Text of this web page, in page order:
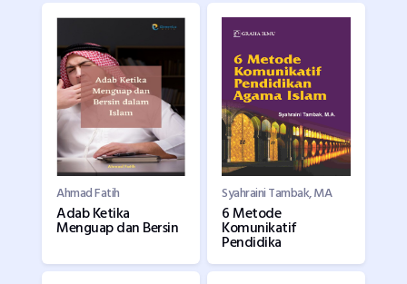
Ahmad Fatih
Adab Ketika
Menguap dan Bersin
Syahraini Tambak, MA
6 Metode
Komunikatif
Pendidika